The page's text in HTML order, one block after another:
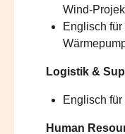
Wind-
Englisch
Logistik &
Englisch
Human